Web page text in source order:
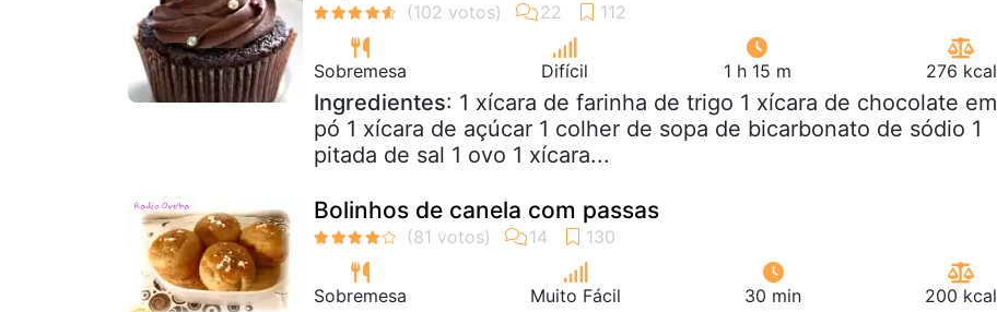
Sobremesa Difícil 1 h 15 m 276 kcal
Ingredientes: 1 xícara de farinha de trigo 1 xícara de chocolate em
pó 1 xícara de açúcar 1 colher de sopa de bicarbonato de sódio 1
pitada de sal 1 ovo 1 xícara...
Bolinhos de canela com passas
Sobremesa Muito Fácil 30 min 200 kcal